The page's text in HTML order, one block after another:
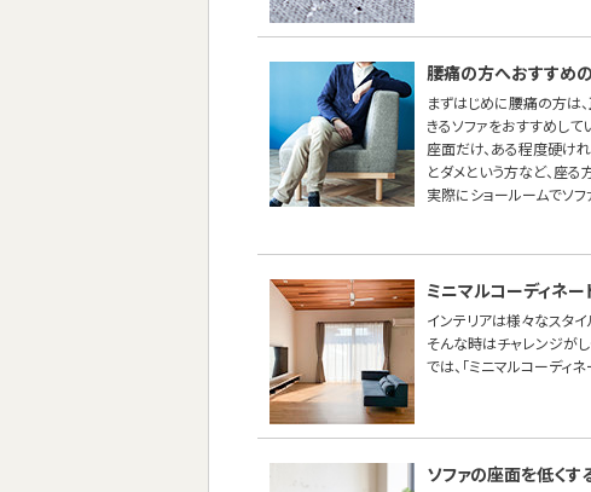
腰痛の方へおすすめの
まずはじめに腰痛の方は
きるソファをおすすめして
座面だけ、ある程度硬け
とダメという方など、座
実際にショールームでソ
ミニマルコーディネー
インテリアは様々なスタ
そんな時はチャレンジがし
では、「ミニマルコーディ
ソファの座面を低くす